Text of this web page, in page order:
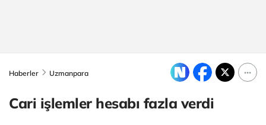
Haberler Uzmanpara
Cari işlemler hesabı fazla verdi